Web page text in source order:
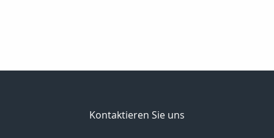
Kontaktieren Sie uns